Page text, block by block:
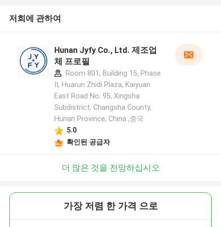
저희에 관하여
Hunan Jyfy Co., Ltd. 제조업
체 프로필
Room 801, Building 15, Phase
II, Huarun Zhidi Plaza, Kaiyuan
East Road No. 95, Xingsha
Subdistrict, Changsha County,
Hunan Province, China ,중국
5.0
확인된 공급자
더 많은 것을 전망하십시오
가장 저렴 한 가격 으로